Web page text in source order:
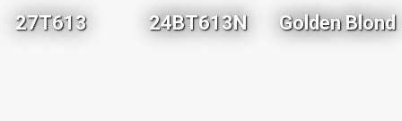
27T613 24BT613N Golden Blond